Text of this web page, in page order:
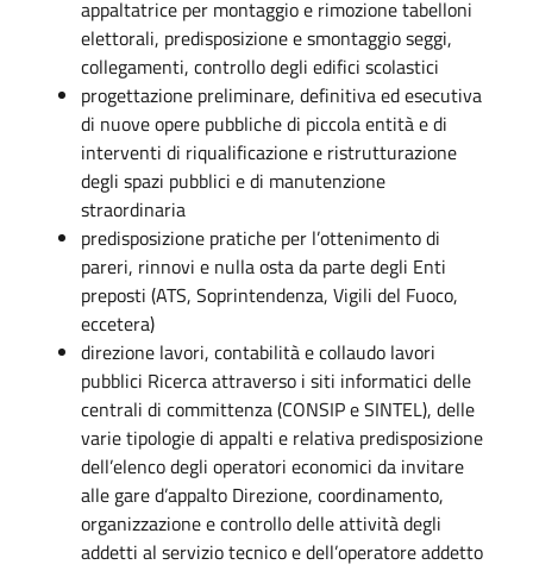
appaltatrice per montaggio e rimozione tabelloni
elettorali, predisposizione e smontaggio seggi,
collegamenti, controllo degli edifici scolastici
progettazione preliminare, definitiva ed esecutiva
di nuove opere pubbliche di piccola entità e di
interventi di riqualificazione e ristrutturazione
degli spazi pubblici e di manutenzione
straordinaria
predisposizione pratiche per l’ottenimento di
pareri, rinnovi e nulla osta da parte degli Enti
preposti (ATS, Soprintendenza, Vigili del Fuoco,
eccetera)
direzione lavori, contabilità e collaudo lavori
pubblici Ricerca attraverso i siti informatici delle
centrali di committenza (CONSIP e SINTEL), delle
varie tipologie di appalti e relativa predisposizione
dell’elenco degli operatori economici da invitare
alle gare d’appalto Direzione, coordinamento,
organizzazione e controllo delle attività degli
addetti al servizio tecnico e dell’operatore addetto